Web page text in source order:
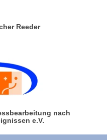
Reeder
nach
e.V.